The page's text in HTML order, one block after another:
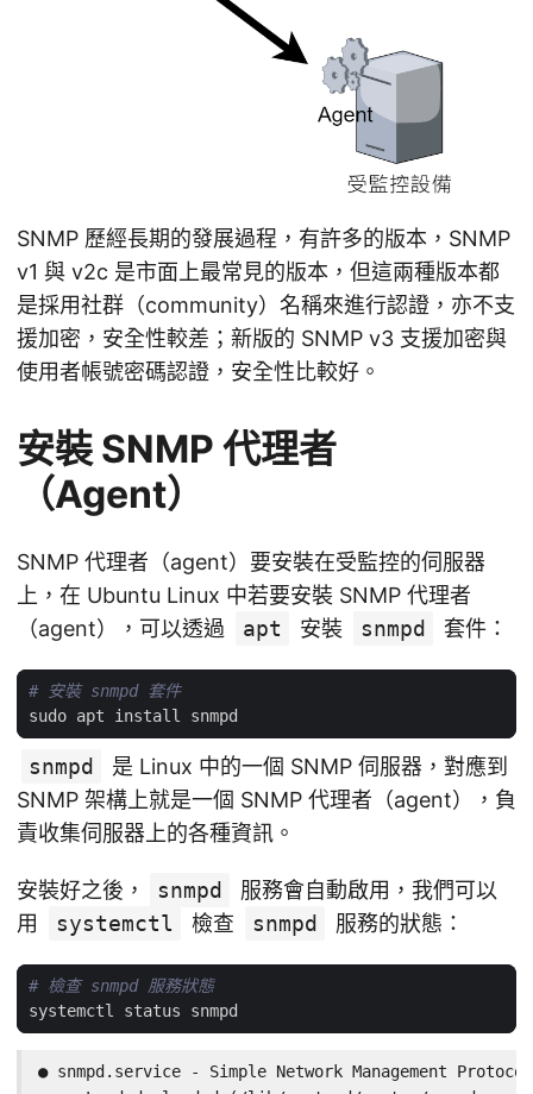
SNMP 歷經長期的發展過程，有許多的版本，SNMP
v1 與 v2c 是市面上最常見的版本，但這兩種版本都
是採用社群（community）名稱來進行認證，亦不支
援加密，安全性較差；新版的 SNMP v3 支援加密與
使用者帳號密碼認證，安全性比較好。
安裝 SNMP 代理者
（Agent）
SNMP 代理者（agent）要安裝在受監控的伺服器
上，在 Ubuntu Linux 中若要安裝 SNMP 代理者
（agent），可以透過
apt 安裝 snmpd 套件：
# 安裝 snmpd 套件
snmpd
是 Linux 中的一個 SNMP 伺服器，對應到
SNMP 架構上就是一個 SNMP 代理者（agent），負
責收集伺服器上的各種資訊。
安裝好之後， snmpd
服務會自動啟用，我們可以
用
systemctl 檢查 snmpd 服務的狀態：
# 檢查 snmpd 服務狀態
● snmpd.service - Simple Network Management Protocol